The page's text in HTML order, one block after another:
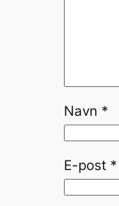
Navn *
E-post *